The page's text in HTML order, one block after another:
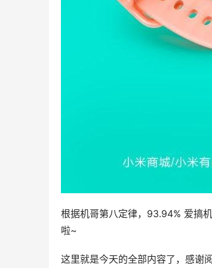
根据机哥第八定律，93.94% 爱搞
啦~
这里就是今天的全部内容了，感谢